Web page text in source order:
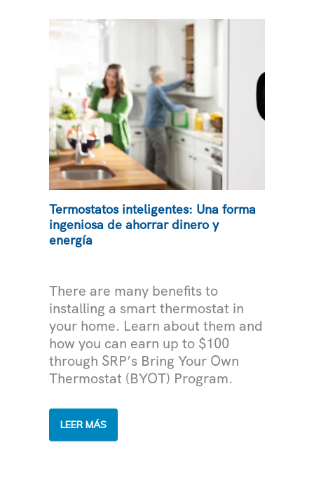
Termostatos inteligentes: Una forma
ingeniosa de ahorrar dinero y
energía
There are many benefits to
installing a smart thermostat in
your home. Learn about them and
how you can earn up to $100
through SRP’s Bring Your Own
Thermostat (BYOT) Program.
TERMOSTATOS
UNA
LEER MÁS